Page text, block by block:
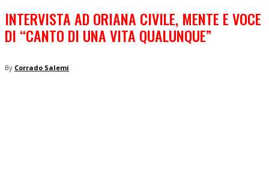
INTERVISTA AD ORIANA CIVILE, MENTE E VOCE
DI “CANTO DI UNA VITA QUALUNQUE”
By Corrado Salemi